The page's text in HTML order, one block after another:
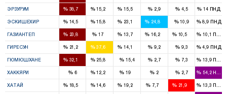
ЭРЗУРУМ %38,7 %15,2 % 15,5 % 2,9 % 4,5 %14 ПНД
ЭСКИШЕХИР %14,5 %15,8 % 23,1 %24,8 %10,9 %8,9 ПНД
ГАЗИАНТЕП %23,8 % 17 % 13,7 %16,2 %10,5 %10,1ПНД
ГИРЕСУН %21,2 %37,6 % 14,1 % 9,2 % 9,3 %4,9 ПНД
ГЮМЮШХАНЕ %32,1 %25,8 % 15,4 % 2,7 % 7,3 %13,9ПНД
ХАККЯРИ %6 %12,2 % 19 % 2 % 2,7 %54,2
ХАТАЙ %18,5 %14,6 % 19,2 % 7,7 %21,9 %13,3ПНД